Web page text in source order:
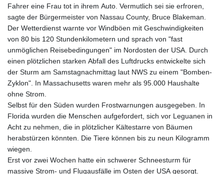
Fahrer eine Frau tot in ihrem Auto. Vermutlich sei sie erfroren,
sagte der Bürgermeister von Nassau County, Bruce Blakeman.
Der Wetterdienst warnte vor Windböen mit Geschwindigkeiten
von 80 bis 120 Stundenkilometern und sprach von "fast
unmöglichen Reisebedingungen" im Nordosten der USA. Durch
einen plötzlichen starken Abfall des Luftdrucks entwickelte sich
der Sturm am Samstagnachmittag laut NWS zu einem "Bomben-
Zyklon". In Massachusetts waren mehr als 95.000 Haushalte
ohne Strom.
Selbst für den Süden wurden Frostwarnungen ausgegeben. In
Florida wurden die Menschen aufgefordert, sich vor Leguanen in
Acht zu nehmen, die in plötzlicher Kältestarre von Bäumen
herabstürzen könnten. Die Tiere können bis zu neun Kilogramm
wiegen.
Erst vor zwei Wochen hatte ein schwerer Schneesturm für
massive Strom- und Flugausfälle im Osten der USA gesorgt.